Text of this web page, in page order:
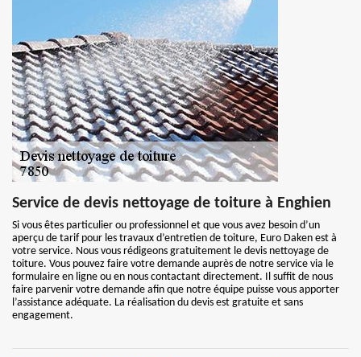
Service de devis nettoyage de toiture à Enghien
Si vous êtes particulier ou professionnel et que vous avez besoin d’un
aperçu de tarif pour les travaux d’entretien de toiture, Euro Daken est à
votre service. Nous vous rédigeons gratuitement le devis nettoyage de
toiture. Vous pouvez faire votre demande auprès de notre service via le
formulaire en ligne ou en nous contactant directement. Il suffit de nous
faire parvenir votre demande afin que notre équipe puisse vous apporter
l’assistance adéquate. La réalisation du devis est gratuite et sans
engagement.